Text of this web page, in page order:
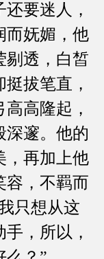
要迷人，
而妩媚，他
剔透，白皙
拔笔直，
高隆起，
深邃。他的
，再加上他
容，不羁而
只想从这
，所以，